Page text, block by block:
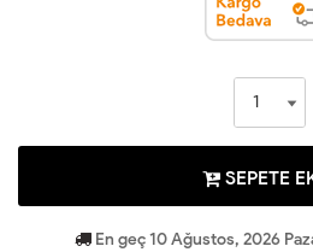
SEPETE
En geç 10 Ağustos, 2026